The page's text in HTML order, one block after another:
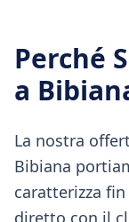
Perché
a
La nostra
Bibiana
caratterizza
diretto con il